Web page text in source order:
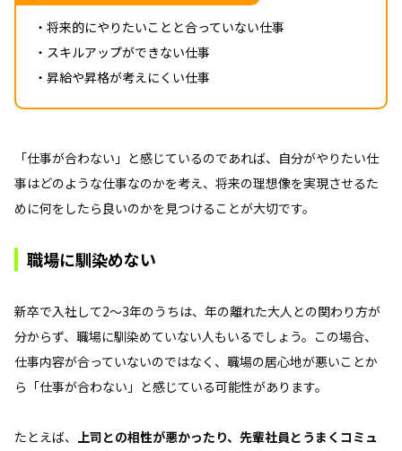
・将来的にやりたいことと合っていない仕事
・スキルアップができない仕事
・昇給や昇格が考えにくい仕事
「仕事が合わない」と感じているのであれば、自分がやりたい仕
事はどのような仕事なのかを考え、将来の理想像を実現させるた
めに何をしたら良いのかを見つけることが大切です。
職場に馴染めない
新卒で入社して2〜3年のうちは、年の離れた大人との関わり方が
分からず、職場に馴染めていない人もいるでしょう。この場合、
仕事内容が合っていないのではなく、職場の居心地が悪いことか
ら「仕事が合わない」と感じている可能性があります。
たとえば、
上司との相性が悪かったり、先輩社員とうまくコミュ